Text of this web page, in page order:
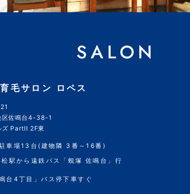
SALON
毛サロン ロペス
区佐鳴台4-38-1
ズ PartII 2F東
車場13台(建物隣 3番～16番)
駅から遠鉄バス「蜆塚 佐鳴台」行
鳴台4丁目」バス停下車すぐ